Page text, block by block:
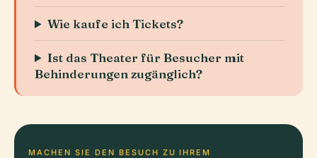
Wie kaufe ich Tickets?
Ist das Theater für Besucher mit
Behinderungen zugänglich?
MACHEN SIE DEN BESUCH ZU IHREM